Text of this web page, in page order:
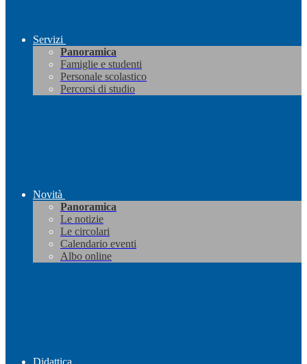
Servizi
Panoramica
Famiglie e studenti
Personale scolastico
Percorsi di studio
Novità
Panoramica
Le notizie
Le circolari
Calendario eventi
Albo online